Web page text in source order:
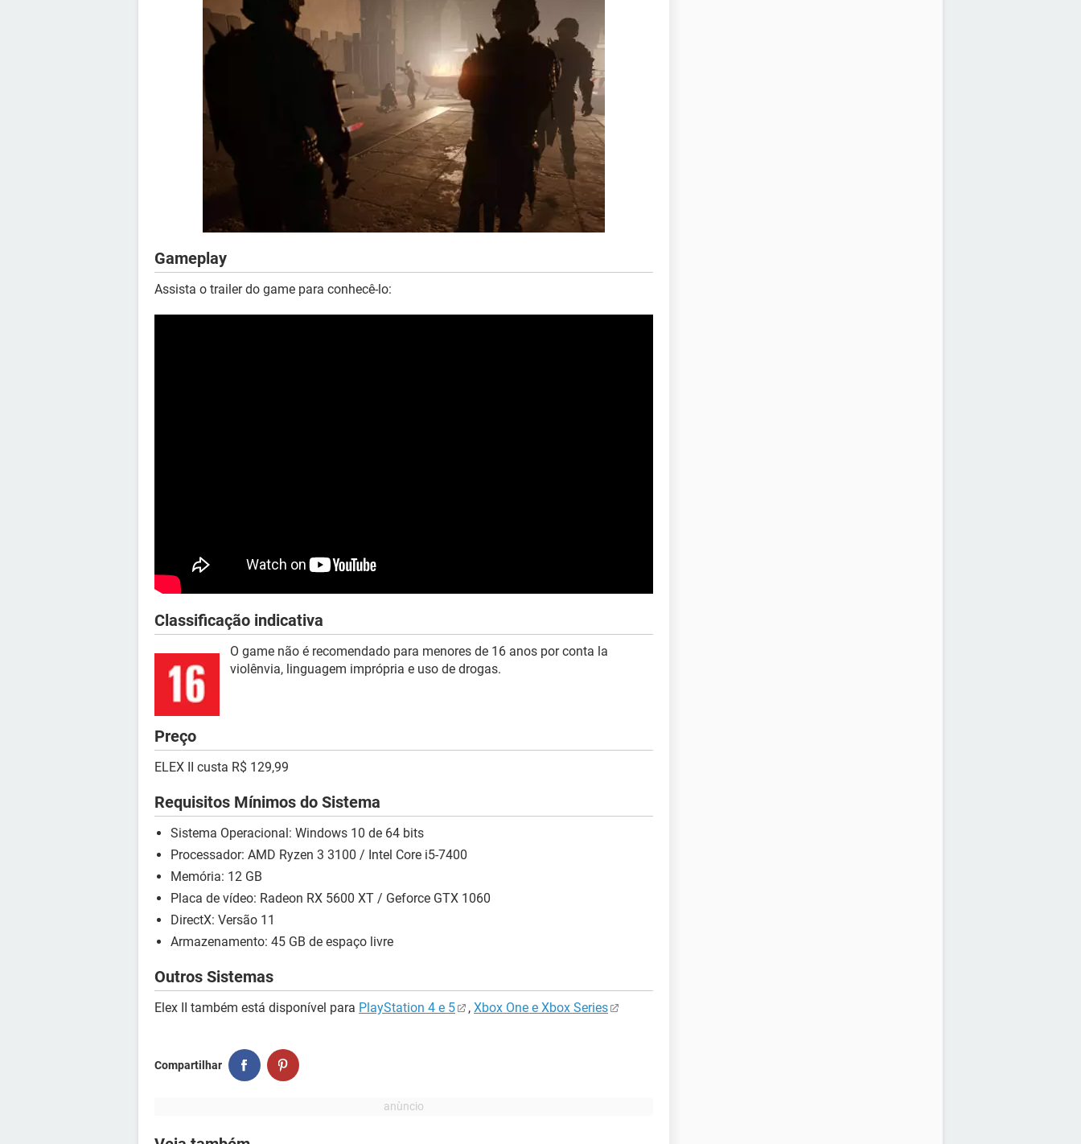
Gameplay
Assista o trailer do game para conhecê-lo:
Classificação indicativa
O game não é recomendado para menores de 16 anos por conta la
violênvia, linguagem imprópria e uso de drogas.
Preço
ELEX II custa R$ 129,99
Requisitos Mínimos do Sistema
Sistema Operacional: Windows 10 de 64 bits
Processador: AMD Ryzen 3 3100 / Intel Core i5-7400
Memória: 12 GB
Placa de vídeo: Radeon RX 5600 XT / Geforce GTX 1060
DirectX: Versão 11
Armazenamento: 45 GB de espaço livre
Outros Sistemas
Elex II também está disponível para PlayStation 4 e 5 , Xbox One e Xbox Series
Compartilhar